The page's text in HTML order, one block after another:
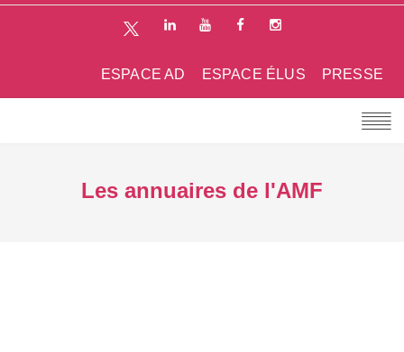
PRESSE
ESPACE ÉLUS
ESPACE AD
Les annuaires de l'AMF